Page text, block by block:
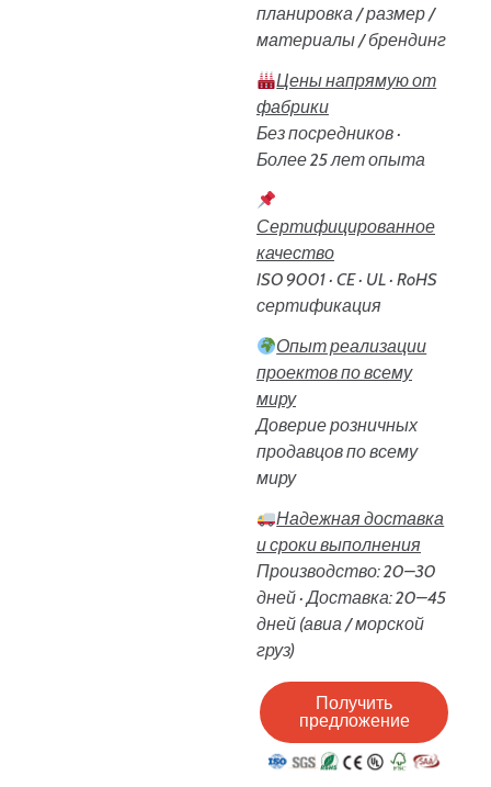
планировка / размер /
материалы / брендинг
Цены напрямую от
фабрики
Без посредников ·
Более 25 лет опыта
Сертифицированное
качество
ISO 9001 · CE · UL · RoHS
сертификация
Опыт реализации
проектов по всему
миру
Доверие розничных
продавцов по всему
миру
Надежная доставка
и сроки выполнения
Производство: 20–30
дней · Доставка: 20–45
дней (авиа / морской
груз)
Получить
предложение